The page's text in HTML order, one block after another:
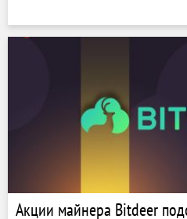
Акции майнера Bitdeer